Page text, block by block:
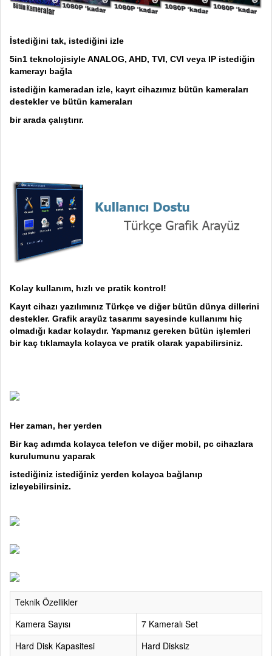
İstediğini tak, istediğini izle
5in1 teknolojisiyle ANALOG, AHD, TVI, CVI veya IP istediğin
kamerayı bağla
istediğin kameradan izle, kayıt cihazımız bütün kameraları
destekler ve bütün kameraları
bir arada çalıştırır.
Kolay kullanım, hızlı ve pratik kontrol!
Kayıt cihazı yazılımınız Türkçe ve diğer bütün dünya dillerini
destekler. Grafik arayüz tasarımı sayesinde kullanımı hiç
olmadığı kadar kolaydır. Yapmanız gereken bütün işlemleri
bir kaç tıklamayla kolayca ve pratik olarak yapabilirsiniz.
Her zaman, her yerden
Bir kaç adımda kolayca telefon ve diğer mobil, pc cihazlara
kurulumunu yaparak
istediğiniz istediğiniz yerden kolayca bağlanıp
izleyebilirsiniz.
Teknik Özellikler
Kamera Sayısı
7 Kameralı Set
Hard Disk Kapasitesi
Hard Disksiz